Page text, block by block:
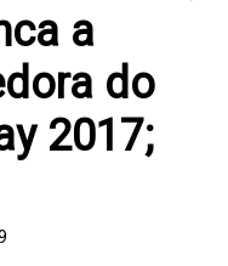
a
do
2017;